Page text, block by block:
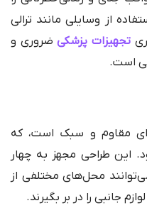
از وسایلی مانند ترالی
تجهیزات پزشکیضروری و
است.
دارای بدنه‌ای مقاوم و سبک است، که
این طراحی مجهز به چهار
محل‌های مختلفی از
جانبی را در بر بگیرند.